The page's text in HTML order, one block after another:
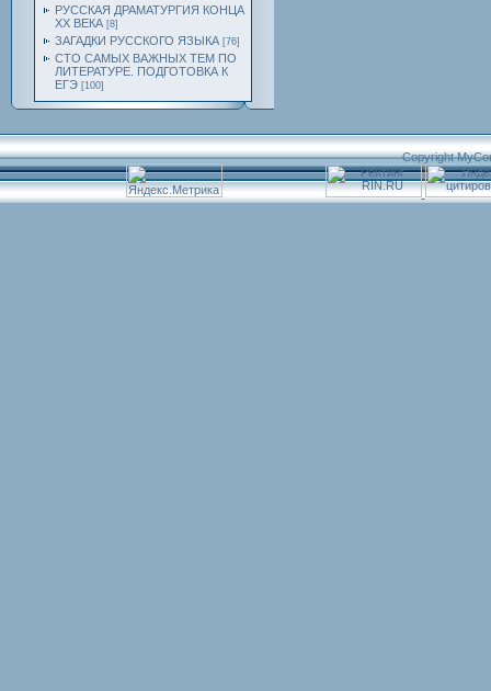
РУССКАЯ ДРАМАТУРГИЯ КОНЦА
ХХ ВЕКА [8]
ЗАГАДКИ РУССКОГО ЯЗЫКА [76]
СТО САМЫХ ВАЖНЫХ ТЕМ ПО
ЛИТЕРАТУРЕ. ПОДГОТОВКА К
ЕГЭ [100]
Copyright